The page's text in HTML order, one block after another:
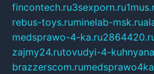
fincontech.ru3sexporn.ru
rebus-toys.ruminelab-msk.ru
medsprawo-4-ka.ru
zajmy24.rutovudyi-4-
brazzerscom.ru